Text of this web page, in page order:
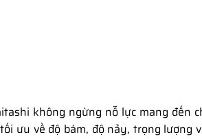
không ngừng nỗ lực mang đến
ưu về độ bám, độ nảy, trọng lượng